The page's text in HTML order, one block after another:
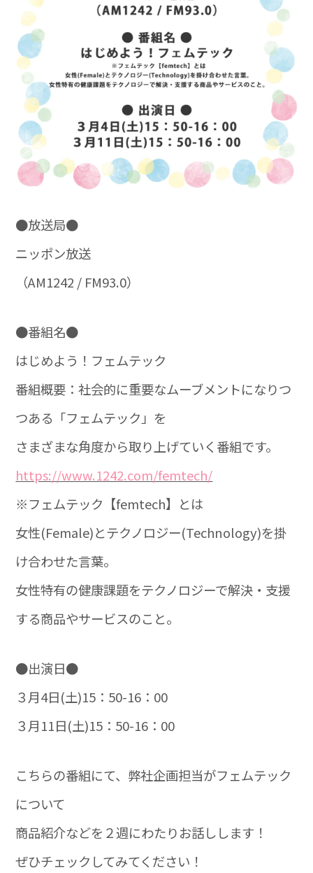
●放送局●
ニッポン放送
（AM1242 / FM93.0）
●番組名●
はじめよう！フェムテック
番組概要：社会的に重要なムーブメントになりつ
つある「フェムテック」を
さまざまな角度から取り上げていく番組です。
https://www.1242.com/femtech/
※フェムテック【femtech】とは
女性(Female)とテクノロジー(Technology)を掛
け合わせた言葉。
女性特有の健康課題をテクノロジーで解決・支援
する商品やサービスのこと。
●出演日●
３月4日(土)15：50-16：00
３月11日(土)15：50-16：00
こちらの番組にて、弊社企画担当がフェムテック
について
商品紹介などを２週にわたりお話しします！
ぜひチェックしてみてください！